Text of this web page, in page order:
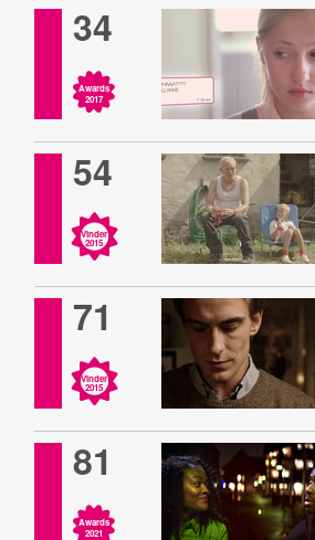
34
Awards
2017
54
Vinder
2015
71
Vinder
2015
81
Awards
2021